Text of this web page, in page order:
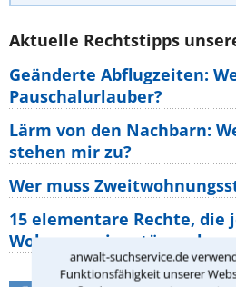
anwalt-suchservice.de
Funktionsfähigkeit unserer
Aktuelle Rechtstipps
Geänderte Abflugzeiten:
Pauschalurlauber?
Lärm von den Nachbarn:
stehen mir zu?
Wer muss
15 elementare Rechte, die
Wohnungseigentümer